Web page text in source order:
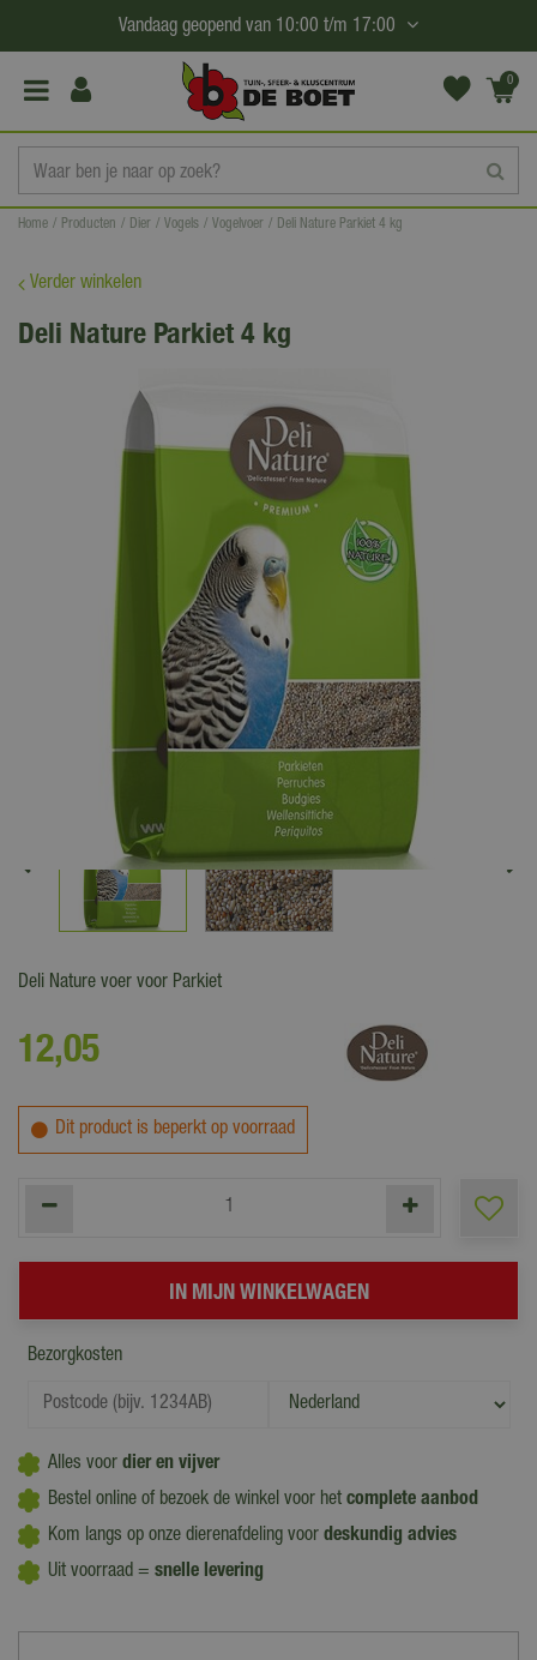
a
Home Producten Dier Vogels Vogelvoer Deli Nature Parkiet 4 kg
Vandaag geopend van 10:00 t/m 17:00
0
(€0,
Verder winkelen
Deli Nature Parkiet 4 kg
Deli Nature voer voor Parkiet
12,05
Dit product is beperkt op voorraad
Bezorgkosten
Alles voor dier en vijver
Bestel online of bezoek de winkel voor het complete aanbod
Kom langs op onze dierenafdeling voor deskundig advies
Uit voorraad = snelle levering